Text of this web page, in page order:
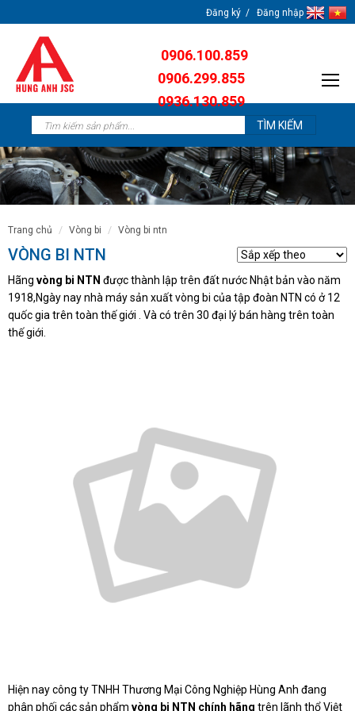
Đăng ký Đăng nhập
0906.100.859
0906.299.855
0936.130.859
trang chủ vòng bi vòng bi ntn
VÒNG BI NTN
Hãng vòng bi NTN được thành lập trên đất nước Nhật bản vào năm
1918,Ngày nay nhà máy sản xuất vòng bi của tập đoàn NTN có ở 12
quốc gia trên toàn thế giới . Và có trên 30 đại lý bán hàng trên toàn
thế giới.
Hiện nay công ty TNHH Thương Mại Công Nghiệp Hùng Anh đang
phân phối các sản phẩm vòng bi NTN chính hãng trên lãnh thổ Việt